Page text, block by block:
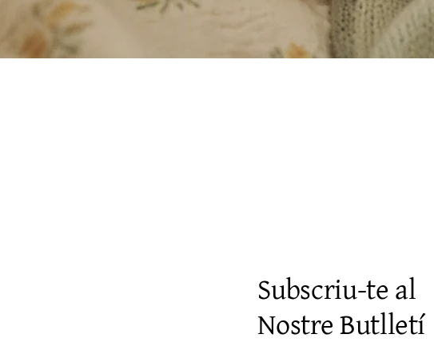
Subscriu-te al
Nostre Butlletí